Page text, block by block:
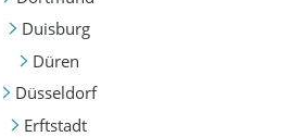
Duisburg
Düren
Düsseldorf
Erftstadt